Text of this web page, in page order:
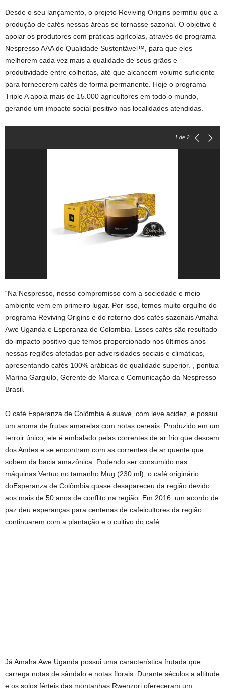
Desde o seu lançamento, o projeto Reviving Origins permitiu que a
produção de cafés nessas áreas se tornasse sazonal. O objetivo é
apoiar os produtores com práticas agrícolas, através do programa
Nespresso AAA de Qualidade Sustentável™, para que eles
melhorem cada vez mais a qualidade de seus grãos e
produtividade entre colheitas, até que alcancem volume suficiente
para fornecerem cafés de forma permanente. Hoje o programa
Triple A apoia mais de 15.000 agricultores em todo o mundo,
gerando um impacto social positivo nas localidades atendidas.
1 de 2
“Na Nespresso, nosso compromisso com a sociedade e meio
ambiente vem em primeiro lugar. Por isso, temos muito orgulho do
programa Reviving Origins e do retorno dos cafés sazonais Amaha
Awe Uganda e Esperanza de Colombia. Esses cafés são resultado
do impacto positivo que temos proporcionado nos últimos anos
nessas regiões afetadas por adversidades sociais e climáticas,
apresentando cafés 100% arábicas de qualidade superior.”, pontua
Marina Gargiulo, Gerente de Marca e Comunicação da Nespresso
Brasil.
O café Esperanza de Colômbia é suave, com leve acidez, e possui
um aroma de frutas amarelas com notas cereais. Produzido em um
terroir único, ele é embalado pelas correntes de ar frio que descem
dos Andes e se encontram com as correntes de ar quente que
sobem da bacia amazônica. Podendo ser consumido nas
máquinas Vertuo no tamanho Mug (230 ml), o café originário
doEsperanza de Colômbia quase desapareceu da região devido
aos mais de 50 anos de conflito na região. Em 2016, um acordo de
paz deu esperanças para centenas de cafeicultores da região
continuarem com a plantação e o cultivo do café.
Já Amaha Awe Uganda possui uma característica frutada que
carrega notas de sândalo e notas florais. Durante séculos a altitude
e os solos férteis das montanhas Rwenzori ofereceram um